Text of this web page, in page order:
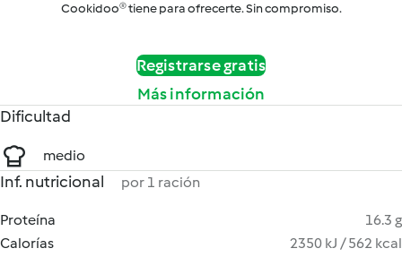
Cookidoo® tiene para ofrecerte. Sin compromiso.
Registrarse gratis
Más información
Dificultad
medio
Inf. nutricional por 1 ración
Proteína
16.3 g
Calorías
2350 kJ / 562 kcal